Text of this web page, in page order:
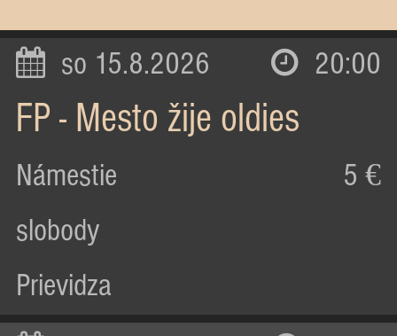
so 15.8.2026 20:00
FP - Mesto žije oldies
Námestie
slobody
Prievidza
5 €